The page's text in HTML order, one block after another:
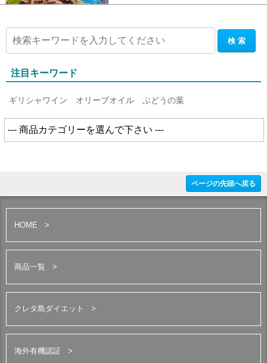
注目キーワード
ギリシャワイン オリーブオイル ぶどうの葉
ページの先頭へ戻る
HOME
商品一覧
クレタ島ダイエット
海外有機認証